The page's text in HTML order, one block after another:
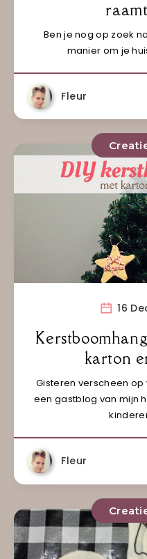
Ben je nog op zoek
manier om je
Fleur
16
karton
Gisteren verscheen
een gastblog van mijn
Fleur